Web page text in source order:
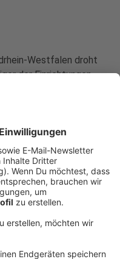
Westfalen droht
der Einrichtungen
wieder - nur gehört
Demonstration
Paul eine
damit die Kitas